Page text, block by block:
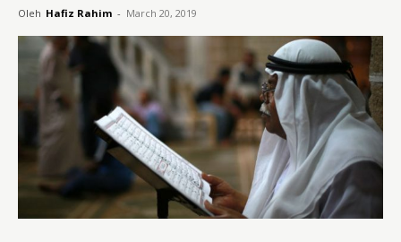
Oleh Hafiz Rahim - March 20, 2019